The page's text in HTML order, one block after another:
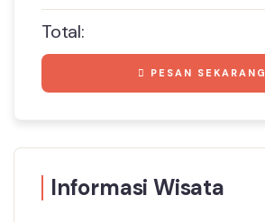
Total:
PESAN SEKARANG
Informasi Wisata